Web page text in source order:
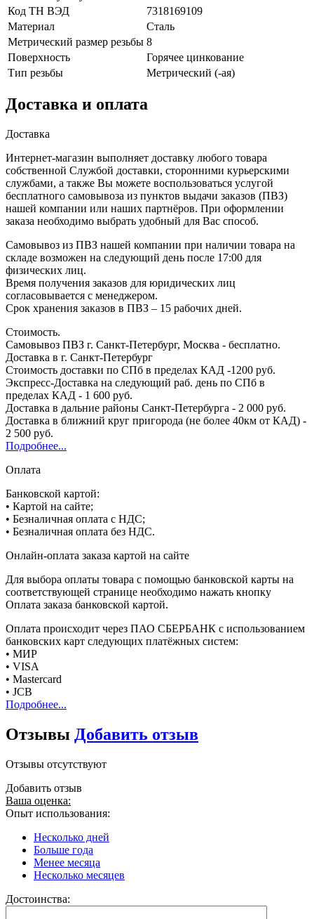
Код ТН ВЭД
7318169109
Материал
Сталь
Метрический размер резьбы 8
Поверхность
Горячее цинкование
Тип резьбы
Метрический (-ая)
Доставка и оплата
Доставка
Интернет-магазин выполняет доставку любого товара
собственной Службой доставки, сторонними курьерскими
службами, а также Вы можете воспользоваться услугой
бесплатного самовывоза из пунктов выдачи заказов (ПВЗ)
нашей компании или наших партнёров. При оформлении
заказа необходимо выбрать удобный для Вас способ.
Самовывоз из ПВЗ нашей компании при наличии товара на
складе возможен на следующий день после 17:00 для
физических лиц.
Время получения заказов для юридических лиц
согласовывается с менеджером.
Срок хранения заказов в ПВЗ – 15 рабочих дней.
Стоимость.
Самовывоз ПВЗ г. Санкт-Петербург, Москва - бесплатно.
Доставка в г. Санкт-Петербург
Стоимость доставки по СПб в пределах КАД -1200 руб.
Экспресс-Доставка на следующий раб. день по СПб в
пределах КАД - 1 600 руб.
Доставка в дальние районы Санкт-Петербурга - 2 000 руб.
Доставка в ближний круг пригорода (не более 40км от КАД) -
2 500 руб.
Подробнее...
Оплата
Банковской картой:
• Картой на сайте;
• Безналичная оплата с НДС;
• Безналичная оплата без НДС.
Онлайн-оплата заказа картой на сайте
Для выбора оплаты товара с помощью банковской карты на
соответствующей странице необходимо нажать кнопку
Оплата заказа банковской картой.
Оплата происходит через ПАО СБЕРБАНК с использованием
банковских карт следующих платёжных систем:
• МИР
• VISA
• Mastercard
• JCB
Подробнее...
Отзывы Добавить отзыв
Отзывы отсутствуют
Добавить отзыв
Ваша оценка:
Опыт использования:
Несколько дней
Больше года
Менее месяца
Несколько месяцев
Достоинства: